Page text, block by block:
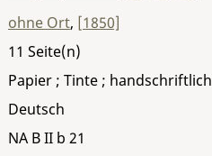
ohne Ort, [1850]
11
Papier ; Tinte ; handschriftlich
Deutsch
NA B II b 21